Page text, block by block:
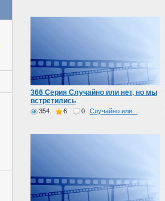
366 Серия Случайно или нет, но мы
встретились
354 6 0 Случайно или...